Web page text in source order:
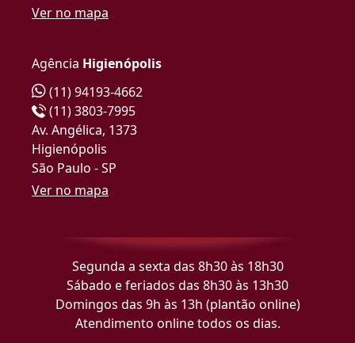
Ver no mapa
Agência Higienópolis
(11) 94193-4662
(11) 3803-7995
Av. Angélica, 1373
Higienópolis
São Paulo - SP
Ver no mapa
Segunda a sexta das 8h30 às 18h30
Sábado e feriados das 8h30 às 13h30
Domingos das 9h às 13h (plantão online)
Atendimento online todos os dias.